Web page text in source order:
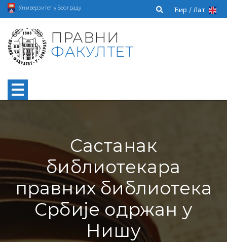
Универзитет у Београду Ћир /Лат
ПРАВНИ
ФАКУЛТЕТ
Састанак
библиотекара
правних библиотека
Србије одржан у
Нишу